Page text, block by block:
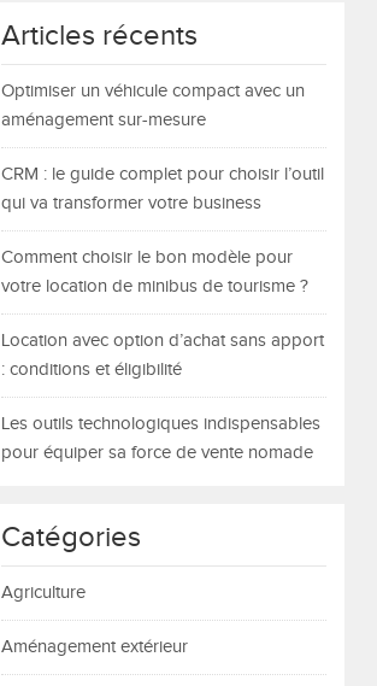
Articles récents
Optimiser un véhicule compact avec un
aménagement sur-mesure
CRM : le guide complet pour choisir l’outil
qui va transformer votre business
Comment choisir le bon modèle pour
votre location de minibus de tourisme ?
Location avec option d’achat sans apport
: conditions et éligibilité
Les outils technologiques indispensables
pour équiper sa force de vente nomade
Catégories
Agriculture
Aménagement extérieur